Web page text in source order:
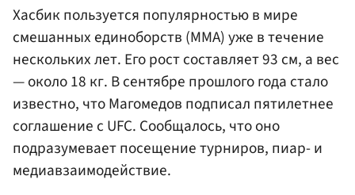
Хасбик пользуется популярностью в мире
смешанных единоборств (ММА) уже в течение
нескольких лет. Его рост составляет 93 см, а вес
— около 18 кг. В сентябре прошлого года стало
известно, что Магомедов подписал пятилетнее
соглашение с UFC. Сообщалось, что оно
подразумевает посещение турниров, пиар- и
медиавзаимодействие.